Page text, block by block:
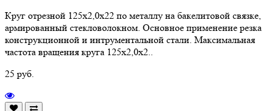
Круг отрезной 125х2,0х22 по металлу на бакелитовой связке,
армированный стекловолокном. Основное применение резка
конструкционной и интрументальной стали. Максимальная
частота вращения круга 125х2,0х2..
25 руб.